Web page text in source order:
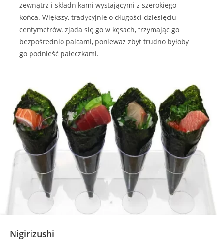
zewnątrz i składnikami wystającymi z szerokiego
końca. Większy, tradycyjnie o długości dziesięciu
centymetrów, zjada się go w kęsach, trzymając go
bezpośrednio palcami, ponieważ zbyt trudno byłoby
go podnieść pałeczkami.
Nigirizushi